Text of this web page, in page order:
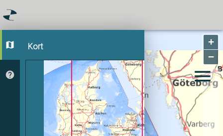
Mit vandløb - digitalt
vandløbsregulativ menu
map
help
Kort menu
+
−